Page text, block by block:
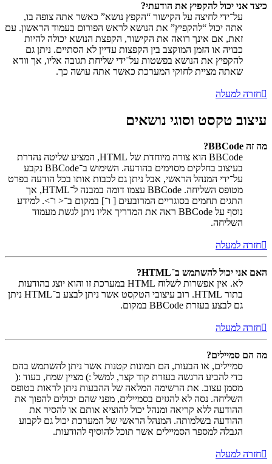
כיצד אני יכול להקפיץ את הודעתי?
על־ידי לחיצה על הקישור “הקפץ נושא” כאשר אתה צופה בו,
אתה יכול “להקפיץ” את הנושא לראש הפורום בעמוד הראשון. עם
זאת, אם אינך רואה את הקישור, הקפצת הנושא יכולה להיות
כבויה או הזמן המוקצב בין הקפצות עדיין לא הסתיים. ניתן גם
להקפיץ את הנושא בפשטות על־ידי שליחת תגובה אליו, אך וודא
שאתה מציית לחוקי המערכת כאשר אתה עושה כך.
חזרה למעלה
עיצוב טקסט וסוגי נושאים
מה זה BBCode?
BBCode הוא צורה מיוחדת של HTML, המציע שליטה נהדרת
בעיצוב בחלקים מסוימים בהודעה. השימוש ב־BBCode נקבע
על־ידי המנהל הראשי, אבל ניתן גם לכבות אותו בכל הודעה בפרט
מטופס השליחה. BBCode עצמו דומה במבנה ל־HTML, אך
התגים תחמים בסוגריים המרובעים [ ו־] במקום ב־< ו־>. למידע
נוסף על BBCode ראה את המדריך אליו ניתן לגשת מעמוד
השליחה.
חזרה למעלה
האם אני יכול להשתמש ב־HTML?
לא. אין אפשרות לשלוח HTML במערכת זו והוא יוצג בהודעות
בתור HTML. רוב עיצובי הטקסט אשר ניתן לבצע ב־HTML ניתן
גם לבצע בעזרת BBCode במקום.
חזרה למעלה
מה הם סמיילים?
סמיילים, או הבעות, הם תמונות קטנות אשר ניתן להשתמש בהם
כדי להביע הרגשה בעזרת קוד קצר, למשל :) מציין שמח, בעוד :(
מסמן עצוב. את הרשימה המלאה של ההבעות ניתן לראות בטופס
השליחה. נסה לא להגזים בסמיילים, מפני שהם יכולים להפוך את
ההודעה ללא קריאה ומנהל יכול להוציא אותם או להסיר את
ההודעה בשלמותה. המנהל הראשי של המערכת יכול גם לקבוע
הגבלה למספר הסמיילים אשר תוכל להוסיף להודעות.
חזרה למעלה